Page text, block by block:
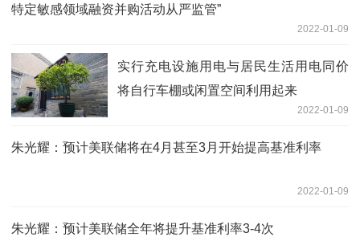
特定敏感领域融资并购活动从严监管”
2022-01-09
实行充电设施用电与居民生活用电同价
将自行车棚或闲置空间利用起来
2022-01-09
朱光耀：预计美联储将在4月甚至3月开始提高基准利率
2022-01-09
朱光耀：预计美联储全年将提升基准利率3-4次